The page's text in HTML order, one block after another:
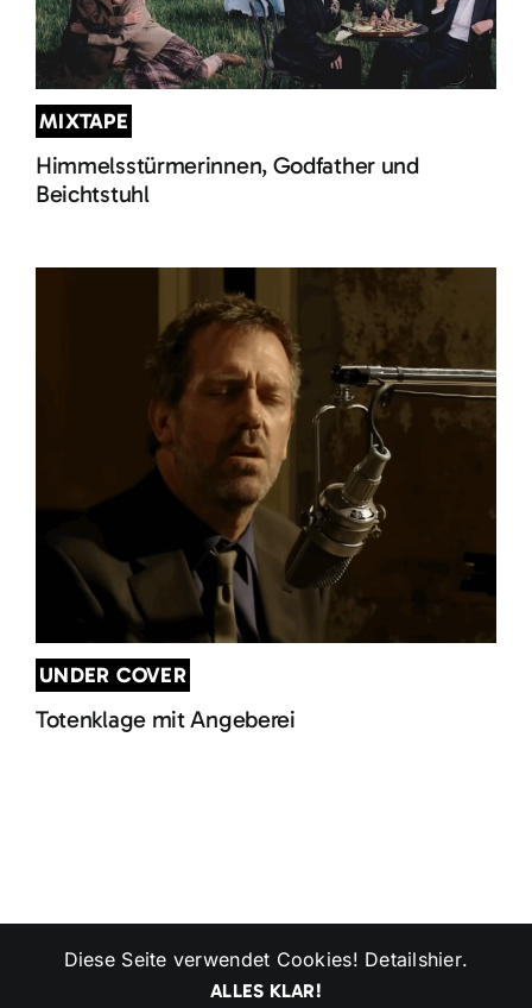
MIXTAPE
Himmelsstürmerinnen, Godfather und
Beichtstuhl
UNDER COVER
Totenklage mit Angeberei
Copyright 2024 | All Rights Reserved | Powered by
Impressum |Datenschutzerklärung
Diese Seite verwendet Cookies! Detailshier.
ALLES KLAR!